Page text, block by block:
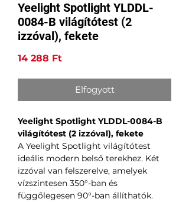
Yeelight Spotlight YLDDL-
0084-B világítótest (2
izzóval), fekete
14 288 FtÁr
Elfogyott
Yeelight Spotlight YLDDL-0084-B
világítótest (2 izzóval), fekete
A Yeelight Spotlight világítótest
ideális modern belső terekhez. Két
izzóval van felszerelve, amelyek
vízszintesen 350°-ban és
függőlegesen 90°-ban állíthatók.